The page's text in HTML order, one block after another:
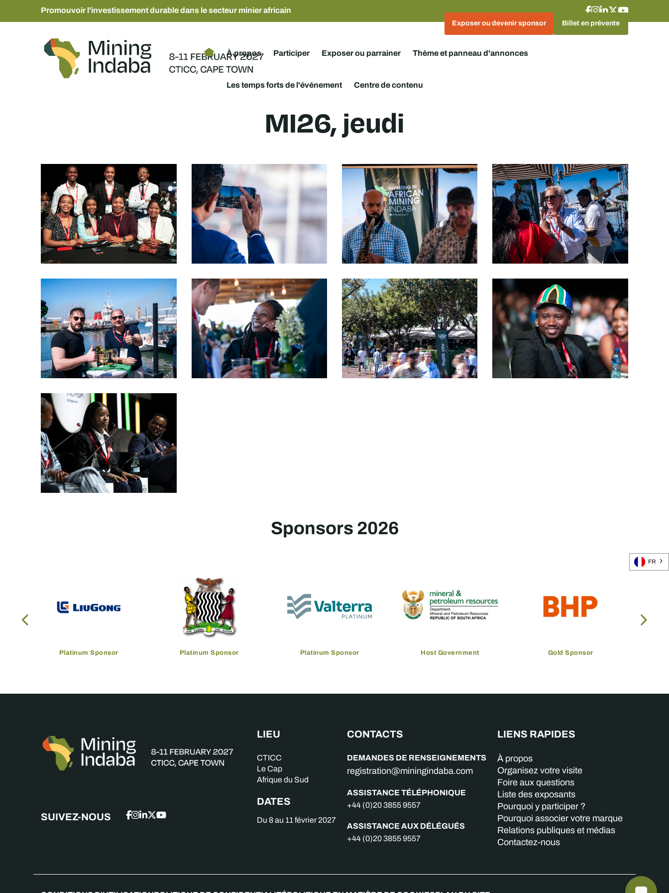
Promouvoir l'investissement durable dans le secteur minier africain
Exposer ou devenir sponsor Billet en prévente
À propos Participer Exposer ou parrainer Thème et panneau d'annonces
Les temps forts de l'événement Centre de contenu
MI26, jeudi
Sponsors 2026
Platinum Sponsor Platinum Sponsor Platinum Sponsor Host Government Gold Sponsor
LIEU
CTICC
Le Cap
Afrique du Sud
DATES
Du 8 au 11 février 2027
CONTACTS
DEMANDES DE RENSEIGNEMENTS
registration@miningindaba.com
ASSISTANCE TÉLÉPHONIQUE
+44 (0)20 3855 9557
ASSISTANCE AUX DÉLÉGUÉS
+44 (0)20 3855 9557
LIENS RAPIDES
À propos
Organisez votre visite
Foire aux questions
Liste des exposants
Pourquoi y participer ?
Pourquoi associer votre marque
Relations publiques et médias
Contactez-nous
SUIVEZ-NOUS
FR